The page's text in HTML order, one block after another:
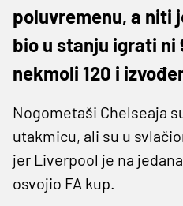
poluvremenu, a niti
bio u stanju igrati ni
nekmoli 120 i
Nogometaši Chelseaja
utakmicu, ali su u
jer Liverpool je na
osvojio FA kup.